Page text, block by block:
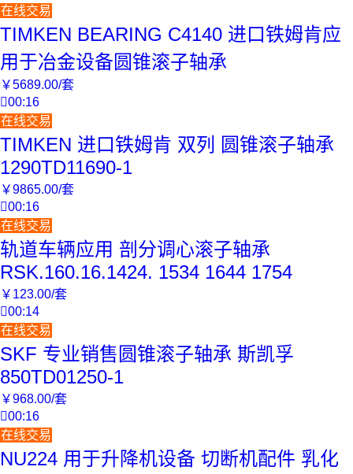
在线交易
TIMKEN BEARING C4140 进口铁姆肯应
用于冶金设备圆锥滚子轴承
￥5689.00/套
00:16
在线交易
TIMKEN 进口铁姆肯 双列 圆锥滚子轴承
1290TD11690-1
￥9865.00/套
00:16
在线交易
轨道车辆应用 剖分调心滚子轴承
RSK.160.16.1424. 1534 1644 1754
￥ 123.00/套
00:14
在线交易
SKF 专业销售圆锥滚子轴承 斯凯孚
850TD01250-1
￥968.00/套
00:16
在线交易
NU224 用于升降机设备 切断机配件 乳化